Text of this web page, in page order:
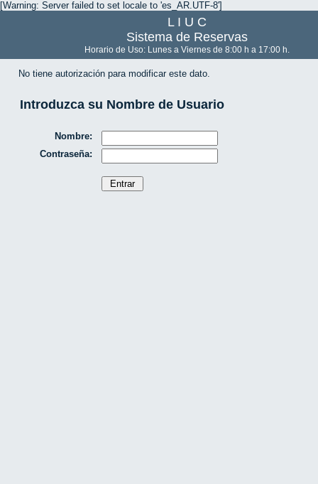
[Warning: Server failed to set locale to 'es_AR.UTF-8']
L I U C
Sistema de Reservas
Horario de Uso: Lunes a Viernes de 8:00 h a 17:00 h.
No tiene autorización para modificar este dato.
Introduzca su Nombre de Usuario
Nombre:
Contraseña: